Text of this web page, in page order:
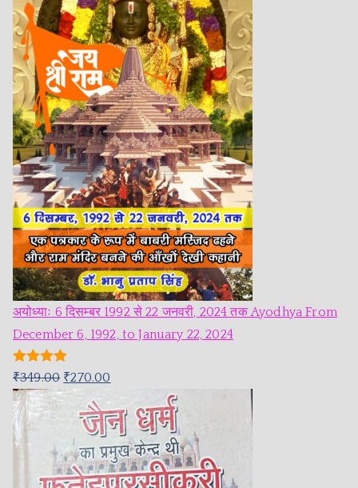
अयोध्याः 6 दिसम्बर 1992 से 22 जनवरी, 2024 तक Ayodhya From
December 6, 1992, to January 22, 2024
Rated5.00
out of 5
₹349.00 ₹270.00